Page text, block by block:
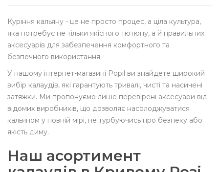
Куріння кальяну - це не просто процес, а ціла культура,
яка потребує не тільки якісного тютюну, а й правильних
аксесуарів для забезпечення комфортного та
безпечного використання.
У нашому інтернет-магазині Popil ви знайдете широкий
вибір калаудів, які гарантують тривалі, чисті та насичені
затяжки. Ми пропонуємо лише перевірені аксесуари від
відомих виробників, що дозволяє насолоджуватися
кальяном у повній мірі, не турбуючись про безпеку або
якість диму.
Наш асортимент